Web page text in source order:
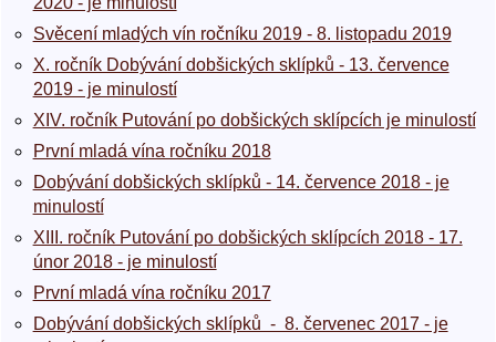
Svěcení mladých vín ročníku 2019 - 8. listopadu 2019
X. ročník Dobývání dobšických sklípků - 13. července
2019 - je minulostí
XIV. ročník Putování po dobšických sklípcích je minulostí
První mladá vína ročníku 2018
Dobývání dobšických sklípků - 14. července 2018 - je
minulostí
XIII. ročník Putování po dobšických sklípcích 2018 - 17.
únor 2018 - je minulostí
První mladá vína ročníku 2017
Dobývání dobšických sklípků - 8. červenec 2017 - je